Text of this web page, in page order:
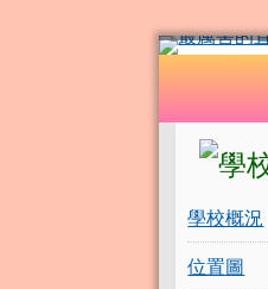
花蓮縣立國
導覽
左
學校概況
位置圖
頁尾